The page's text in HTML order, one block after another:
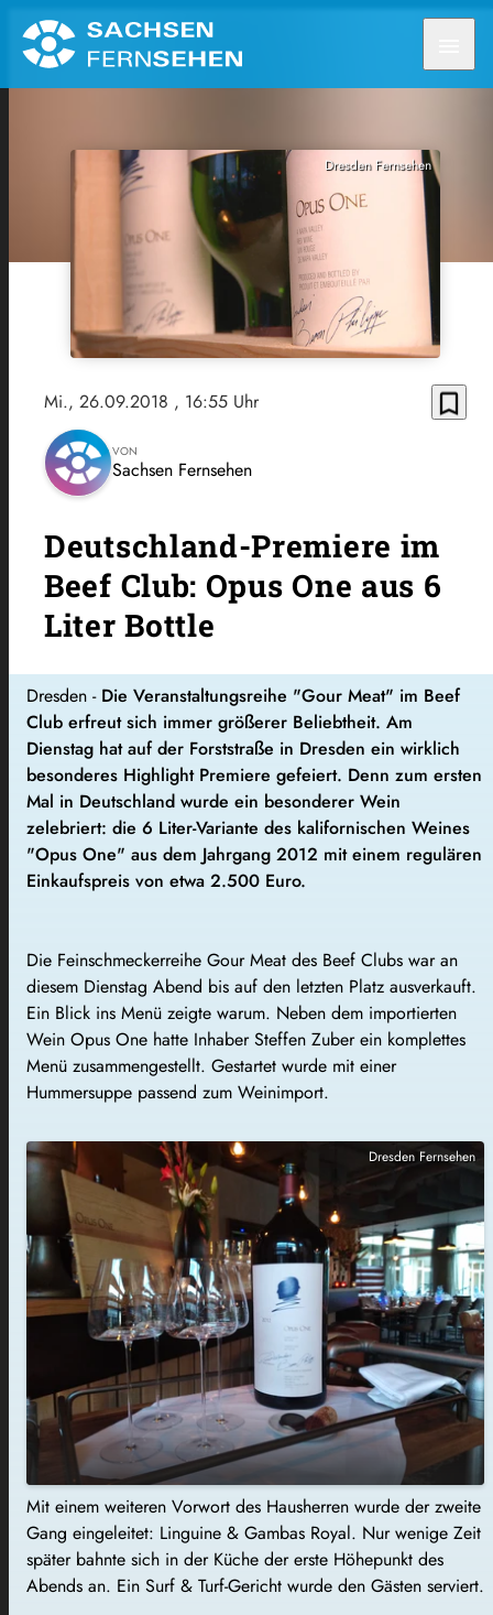
Dresden Fernsehen
Mi., 26.09.2018 , 16:55 Uhr bookmark_border
VON
Sachsen Fernsehen
Deutschland-Premiere im
Beef Club: Opus One aus 6
Liter Bottle
Dresden - Die Veranstaltungsreihe "Gour Meat" im Beef
Club erfreut sich immer größerer Beliebtheit. Am
Dienstag hat auf der Forststraße in Dresden ein wirklich
besonderes Highlight Premiere gefeiert. Denn zum ersten
Mal in Deutschland wurde ein besonderer Wein
zelebriert: die 6 Liter-Variante des kalifornischen Weines
"Opus One" aus dem Jahrgang 2012 mit einem regulären
Einkaufspreis von etwa 2.500 Euro.
Die Feinschmeckerreihe Gour Meat des Beef Clubs war an
diesem Dienstag Abend bis auf den letzten Platz ausverkauft.
Ein Blick ins Menü zeigte warum. Neben dem importierten
Wein Opus One hatte Inhaber Steffen Zuber ein komplettes
Menü zusammengestellt. Gestartet wurde mit einer
Hummersuppe passend zum Weinimport.
Dresden Fernsehen
Mit einem weiteren Vorwort des Hausherren wurde der zweite
Gang eingeleitet: Linguine & Gambas Royal. Nur wenige Zeit
später bahnte sich in der Küche der erste Höhepunkt des
Abends an. Ein Surf & Turf-Gericht wurde den Gästen serviert.